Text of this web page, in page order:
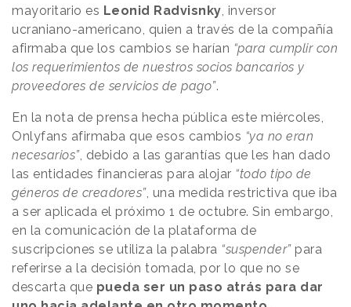
mayoritario es Leonid Radvisnky, inversor
ucraniano-americano, quien a través de la compañía
afirmaba que los cambios se harían “para cumplir con
los requerimientos de nuestros socios bancarios y
proveedores de servicios de pago”.
En la nota de prensa hecha pública este miércoles,
Onlyfans afirmaba que esos cambios “ya no eran
necesarios”, debido a las garantías que les han dado
las entidades financieras para alojar “todo tipo de
géneros de creadores”, una medida restrictiva que iba
a ser aplicada el próximo 1 de octubre. Sin embargo,
en la comunicación de la plataforma de
suscripciones se utiliza la palabra “suspender”para
referirse a la decisión tomada, por lo que no se
descarta que pueda ser un paso atrás para dar